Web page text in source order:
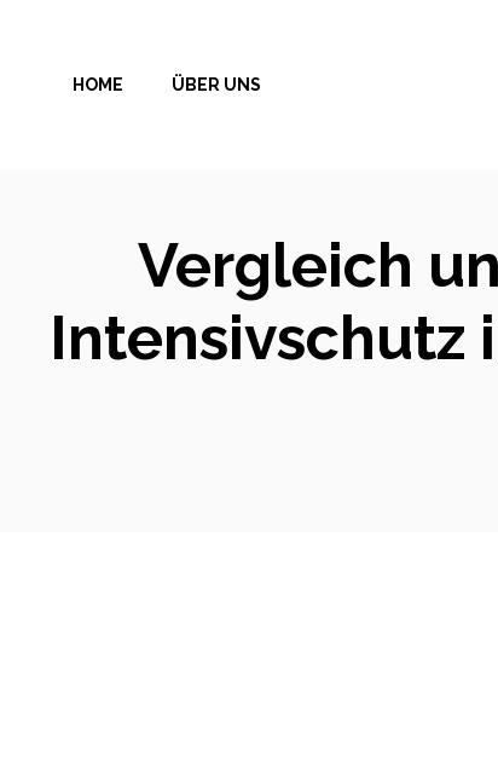
springenHOME ÜBER UNS
Vergleich
Intensivschutz